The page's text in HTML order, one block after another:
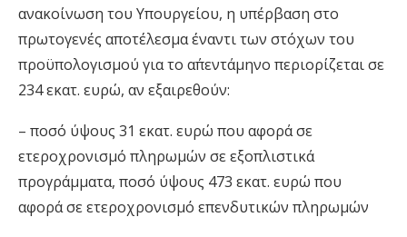
ανακοίνωση του Υπουργείου, η υπέρβαση στο
πρωτογενές αποτέλεσμα έναντι των στόχων του
προϋπολογισμού για το α΄πεντάμηνο περιορίζεται σε
234 εκατ. ευρώ, αν εξαιρεθούν:
– ποσό ύψους 31 εκατ. ευρώ που αφορά σε
ετεροχρονισμό πληρωμών σε εξοπλιστικά
προγράμματα, ποσό ύψους 473 εκατ. ευρώ που
αφορά σε ετεροχρονισμό επενδυτικών πληρωμών